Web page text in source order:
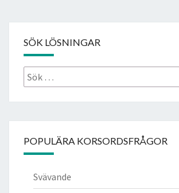
SÖK LÖSNINGAR
Sök
efter:
POPULÄRA KORSORDSFRÅGOR
Svävande